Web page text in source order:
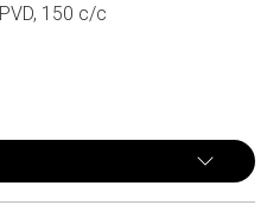
150 c/c